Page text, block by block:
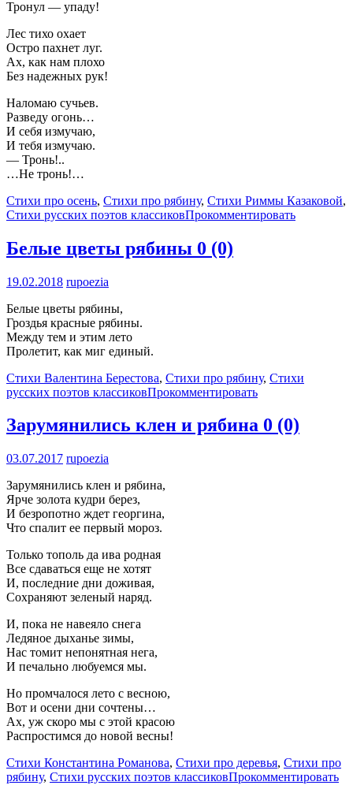
Тронул — упаду!
Лес тихо охает
Остро пахнет луг.
Ах, как нам плохо
Без надежных рук!
Наломаю сучьев.
Разведу огонь…
И себя измучаю,
И тебя измучаю.
— Тронь!..
…Не тронь!…
Стихи про осень, Стихи про рябину, Стихи Риммы Казаковой,
Стихи русских поэтов классиковПрокомментировать
Белые цветы рябины 0 (0)
19.02.2018 rupoezia
Белые цветы рябины,
Гроздья красные рябины.
Между тем и этим лето
Пролетит, как миг единый.
Стихи Валентина Берестова, Стихи про рябину, Стихи
русских поэтов классиковПрокомментировать
Зарумянились клен и рябина 0 (0)
03.07.2017 rupoezia
Зарумянились клен и рябина,
Ярче золота кудри берез,
И безропотно ждет георгина,
Что спалит ее первый мороз.
Только тополь да ива родная
Все сдаваться еще не хотят
И, последние дни доживая,
Сохраняют зеленый наряд.
И, пока не навеяло снега
Ледяное дыханье зимы,
Нас томит непонятная нега,
И печально любуемся мы.
Но промчалося лето с весною,
Вот и осени дни сочтены…
Ах, уж скоро мы с этой красою
Распростимся до новой весны!
Стихи Константина Романова, Стихи про деревья, Стихи про
рябину, Стихи русских поэтов классиковПрокомментировать